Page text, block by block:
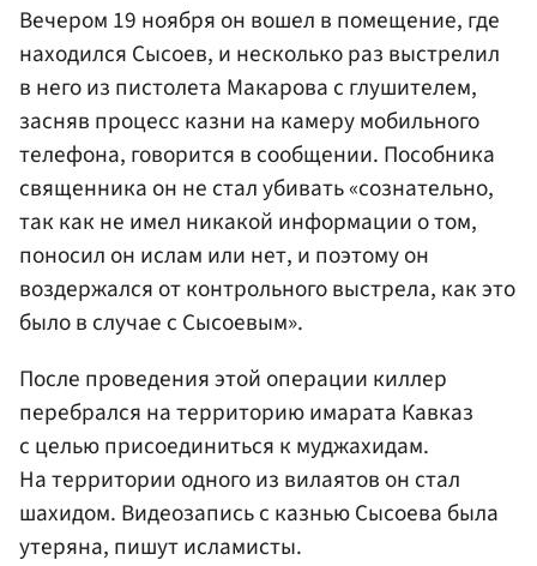
Вечером 19 ноября он вошел в помещение, где
находился Сысоев, и несколько раз выстрелил
в него из пистолета Макарова с глушителем,
засняв процесс казни на камеру мобильного
телефона, говорится в сообщении. Пособника
священника он не стал убивать «сознательно,
так как не имел никакой информации о том,
поносил он ислам или нет, и поэтому он
воздержался от контрольного выстрела, как это
было в случае с Сысоевым».
После проведения этой операции киллер
перебрался на территорию имарата Кавказ
с целью присоединиться к муджахидам.
На территории одного из вилаятов он стал
шахидом. Видеозапись с казнью Сысоева была
утеряна, пишут исламисты.